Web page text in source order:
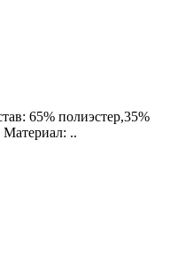
65% полиэстер,35%
Материал: ..